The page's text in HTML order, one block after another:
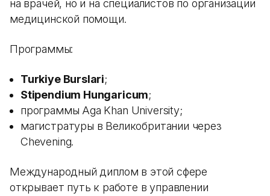
на врачей, но и на специалистов по организации
медицинской помощи.
Программы:
Turkiye Burslari;
Stipendium Hungaricum;
программы Aga Khan University;
магистратуры в Великобритании через
Chevening.
Международный диплом в этой сфере
открывает путь к работе в управлении